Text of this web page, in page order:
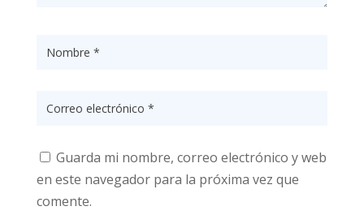
Guarda mi nombre, correo electrónico y web
en este navegador para la próxima vez que
comente.